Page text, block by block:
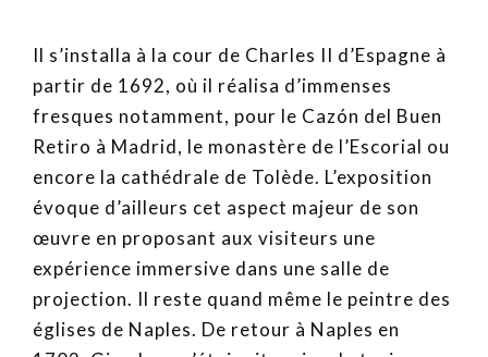
Il s’installa à la cour de Charles II d’Espagne à
partir de 1692, où il réalisa d’immenses
fresques notamment, pour le Cazón del Buen
Retiro à Madrid, le monastère de l’Escorial ou
encore la cathédrale de Tolède. L’exposition
évoque d’ailleurs cet aspect majeur de son
œuvre en proposant aux visiteurs une
expérience immersive dans une salle de
projection. Il reste quand même le peintre des
églises de Naples. De retour à Naples en